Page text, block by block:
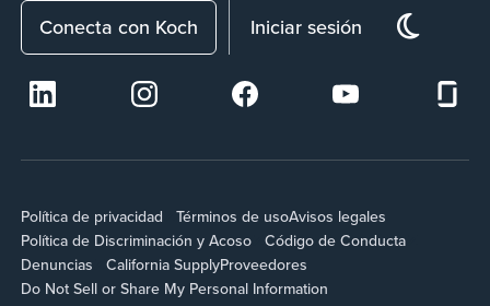
Conecta con Koch Iniciar sesión
Política de privacidad Términos de usoAvisos legales
Política de Discriminación y Acoso
Código de Conducta
Denuncias
California SupplyProveedores
Do Not Sell or Share My Personal Information